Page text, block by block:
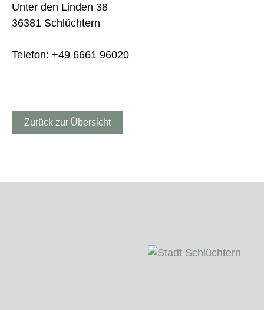
Unter den Linden 38
36381 Schlüchtern
Telefon: +49 6661 96020
Zurück zur Übersicht